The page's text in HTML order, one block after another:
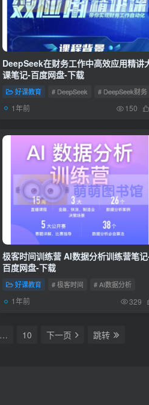
DeepSeek在财务工作中高效应用精讲
课笔记-百度网盘-下载
好课教育 # DeepSeek # DeepSeek财务
1年前 150
极客时间训练营 AI数据分析训练营笔
百度网盘-下载
好课教育 # 极客时间 # AI数据分析
1年前 329
… 10 下一页 跳转